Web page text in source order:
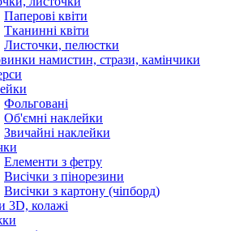
Паперові квіти
Тканинні квіти
Листочки, пелюстки
намистин, стрази, камінчики
Фольговані
Об'ємні наклейки
Звичайні наклейки
Елементи з фетру
Висічки з пінорезини
Висічки з картону (чіпборд)
3D, колажі